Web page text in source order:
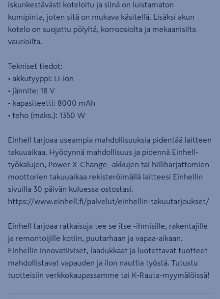
iskunkestävästi koteloitu ja siinä on luistamaton
kumipinta, joten sitä on mukava käsitellä. Lisäksi akun
kotelo on suojattu pölyltä, korroosiolta ja mekaanisilta
vaurioilta.
Tekniset tiedot:
• akkutyyppi: Li-ion
• jännite: 18 V
• kapasiteetti: 8000 mAh
• teho (maks.): 1350 W
Einhell tarjoaa useampia mahdollisuuksia pidentää laitteen
takuuaikaa. Hyödynnä mahdollisuus ja pidennä Einhell-
työkalujen, Power X-Change -akkujen tai hiiliharjattomien
moottorien takuuaikaa rekisteröimällä laitteesi Einhellin
sivuilla 30 päivän kuluessa ostostasi.
https://www.einhell.fi/palvelut/einhellin-takuutarjoukset/
Einhell tarjoaa ratkaisuja tee se itse -ihmisille, rakentajille
ja remontoijille kotiin, puutarhaan ja vapaa-aikaan.
Einhellin innovatiiviset, laadukkaat ja luotettavat tuotteet
mahdollistavat vapauden ja ilon nauttia työstä. Tutustu
tuotteisiin verkkokaupassamme tai K-Rauta-myymälöissä!